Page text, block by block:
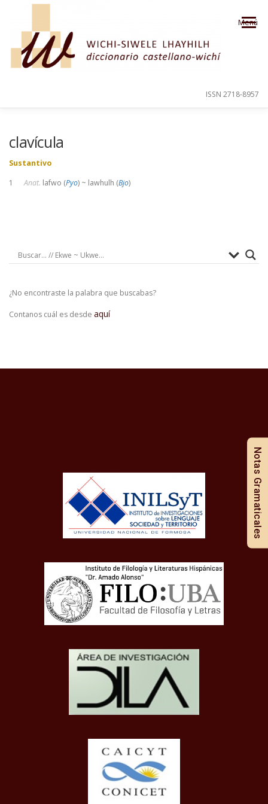
Saltar al contenido
Menú
ISSN 2718-8957
clavícula
Sustantivo
1Anat. lafwo (Pyo) ~ lawhulh (Bjo)
¿No encontraste la palabra que buscabas?
Contanos cuál es desde aquí
Notas Gramaticales